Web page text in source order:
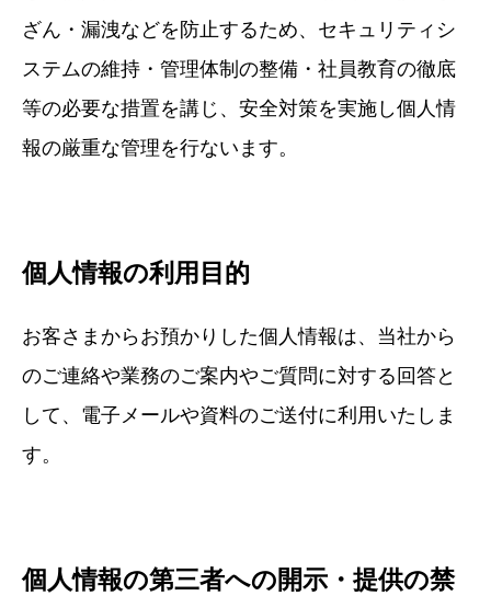
ざん・漏洩などを防止するため、セキュリティシ
ステムの維持・管理体制の整備・社員教育の徹底
等の必要な措置を講じ、安全対策を実施し個人情
報の厳重な管理を行ないます。
個人情報の利用目的
お客さまからお預かりした個人情報は、当社から
のご連絡や業務のご案内やご質問に対する回答と
して、電子メールや資料のご送付に利用いたしま
す。
個人情報の第三者への開示・提供の禁